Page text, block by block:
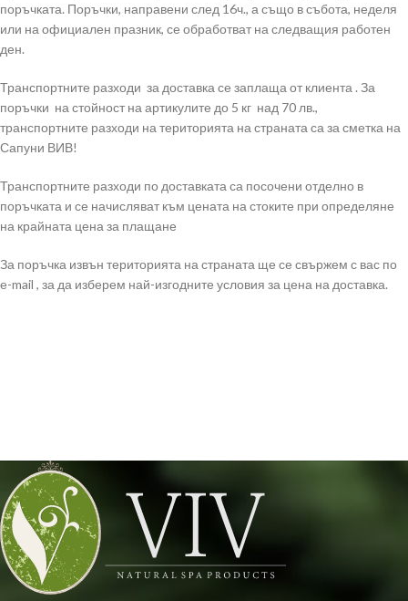
поръчката. Поръчки, направени след 16ч., а също в събота, неделя
или на официален празник, се обработват на следващия работен
ден.
Транспортните разходи за доставка се заплаща от клиента . За
поръчки на стойност на артикулите до 5 кг над 70 лв.,
транспортните разходи на територията на страната са за сметка на
Сапуни ВИВ!
Транспортните разходи по доставката са посочени отделно в
поръчката и се начисляват към цената на стоките при определяне
на крайната цена за плащане
За поръчка извън територията на страната ще се свържем с вас по
е-mail , за да изберем най-изгодните условия за цена на доставка.